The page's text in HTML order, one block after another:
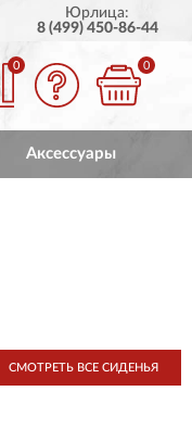
ПОЛНЫЙ
Юрлица:
8 (499) 450-86-44
0 0
Аксессуары
СМОТРЕТЬ ВСЕ СИДЕНЬЯ